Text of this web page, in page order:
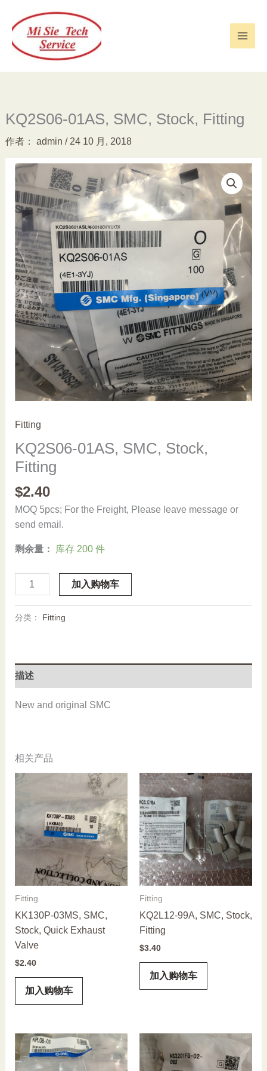
KQ2S06-01AS, SMC, Stock, Fitting
作者： admin / 24 10 月, 2018
Fitting
KQ2S06-01AS, SMC, Stock,
Fitting
$2.40
MOQ 5pcs; For the Freight, Please leave message or
send email.
剩余量： 库存 200 件
KQ2S06-
01AS,
Stock,
量
加入购物车
分类： Fitting
描述
New and original SMC
相关产品
Fitting
KK130P-03MS, SMC,
Stock, Quick Exhaust
Valve
$2.40
加入购物车
Fitting
KQ2L12-99A, SMC, Stock,
Fitting
$3.40
加入购物车